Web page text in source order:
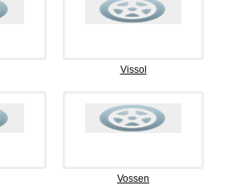
Vissol
Vossen